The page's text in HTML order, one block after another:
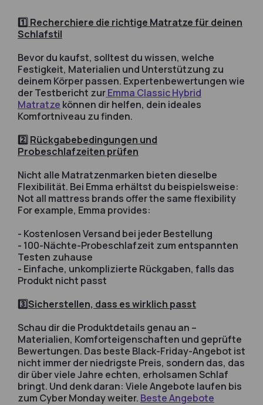
1️⃣Recherchiere die richtige Matratze für deinen
Schlafstil
Bevor du kaufst, solltest du wissen, welche
Festigkeit, Materialien und Unterstützung zu
deinem Körper passen. Expertenbewertungen wie
der Testbericht zurEmma Classic Hybrid
Matratze können dir helfen, dein ideales
Komfortniveau zu finden.
2️⃣Rückgabebedingungen und
Probeschlafzeiten prüfen
Nicht alle Matratzenmarken bieten dieselbe
Flexibilität. Bei Emma erhältst du beispielsweise:
Not all mattress brands offer the same flexibility
For example, Emma provides:
- Kostenlosen Versand bei jeder Bestellung
- 100-Nächte-Probeschlafzeit zum entspannten
Testen zuhause
- Einfache, unkomplizierte Rückgaben, falls das
Produkt nicht passt
3️⃣Sicherstellen, dass es wirklich passt
Schau dir die Produktdetails genau an –
Materialien, Komforteigenschaften und geprüfte
Bewertungen. Das beste Black-Friday-Angebot ist
nicht immer der niedrigste Preis, sondern das, das
dir über viele Jahre echten, erholsamen Schlaf
bringt. Und denk daran: Viele Angebote laufen bis
zum Cyber Monday weiter. Beste Angebote